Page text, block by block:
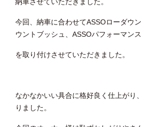
今回、納車に合わせてASSOローダウ
ウントブッシュ、ASSOパフォーマン
を取り付けさせていただきました。
なかなかいい具合に格好良く仕上がり
りました。